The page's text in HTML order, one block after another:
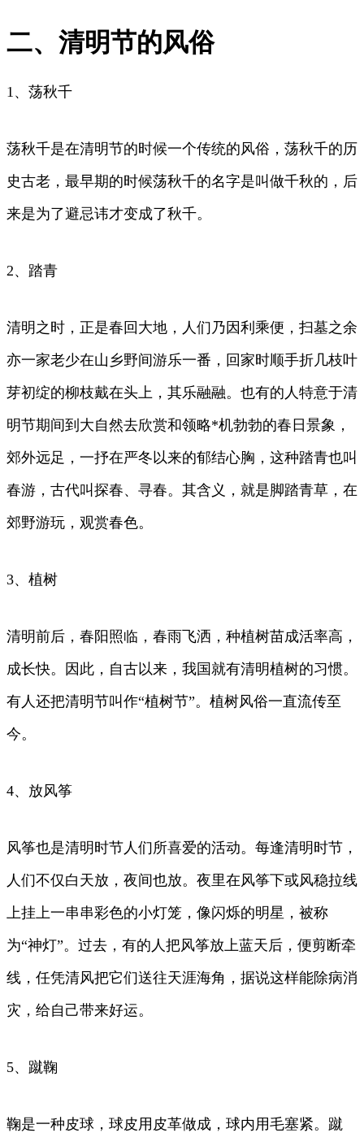
二、清明节的风俗
1、荡秋千
荡秋千是在清明节的时候一个传统的风俗，荡秋千的历
史古老，最早期的时候荡秋千的名字是叫做千秋的，后
来是为了避忌讳才变成了秋千。
2、踏青
清明之时，正是春回大地，人们乃因利乘便，扫墓之余
亦一家老少在山乡野间游乐一番，回家时顺手折几枝叶
芽初绽的柳枝戴在头上，其乐融融。也有的人特意于清
明节期间到大自然去欣赏和领略*机勃勃的春日景象，
郊外远足，一抒在严冬以来的郁结心胸，这种踏青也叫
春游，古代叫探春、寻春。其含义，就是脚踏青草，在
郊野游玩，观赏春色。
3、植树
清明前后，春阳照临，春雨飞洒，种植树苗成活率高，
成长快。因此，自古以来，我国就有清明植树的习惯。
有人还把清明节叫作“植树节”。植树风俗一直流传至
今。
4、放风筝
风筝也是清明时节人们所喜爱的活动。每逢清明时节，
人们不仅白天放，夜间也放。夜里在风筝下或风稳拉线
上挂上一串串彩色的小灯笼，像闪烁的明星，被称
为“神灯”。过去，有的人把风筝放上蓝天后，便剪断牵
线，任凭清风把它们送往天涯海角，据说这样能除病消
灾，给自己带来好运。
5、蹴鞠
鞠是一种皮球，球皮用皮革做成，球内用毛塞紧。蹴